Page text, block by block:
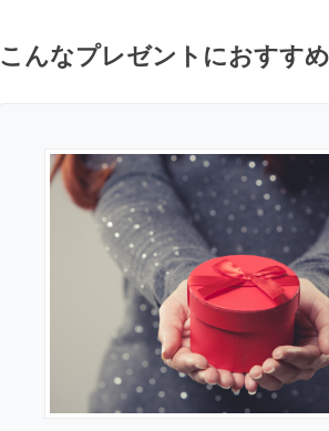
こんなプレゼントにおすすめ